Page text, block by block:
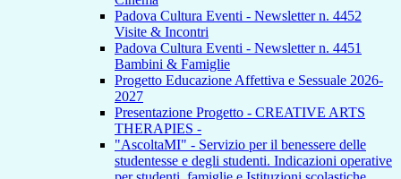
Padova Cultura Eventi - Newsletter n. 4452
Visite & Incontri
Padova Cultura Eventi - Newsletter n. 4451
Bambini & Famiglie
Progetto Educazione Affettiva e Sessuale 2026-
2027
Presentazione Progetto - CREATIVE ARTS
THERAPIES -
"AscoltaMI" - Servizio per il benessere delle
studentesse e degli studenti. Indicazioni operative